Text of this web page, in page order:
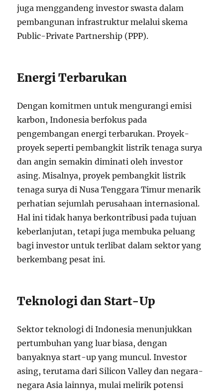
juga menggandeng investor swasta dalam
pembangunan infrastruktur melalui skema
Public-Private Partnership (PPP).
Energi Terbarukan
Dengan komitmen untuk mengurangi emisi
karbon, Indonesia berfokus pada
pengembangan energi terbarukan. Proyek-
proyek seperti pembangkit listrik tenaga surya
dan angin semakin diminati oleh investor
asing. Misalnya, proyek pembangkit listrik
tenaga surya di Nusa Tenggara Timur menarik
perhatian sejumlah perusahaan internasional.
Hal ini tidak hanya berkontribusi pada tujuan
keberlanjutan, tetapi juga membuka peluang
bagi investor untuk terlibat dalam sektor yang
berkembang pesat ini.
Teknologi dan Start-Up
Sektor teknologi di Indonesia menunjukkan
pertumbuhan yang luar biasa, dengan
banyaknya start-up yang muncul. Investor
asing, terutama dari Silicon Valley dan negara-
negara Asia lainnya, mulai melirik potensi